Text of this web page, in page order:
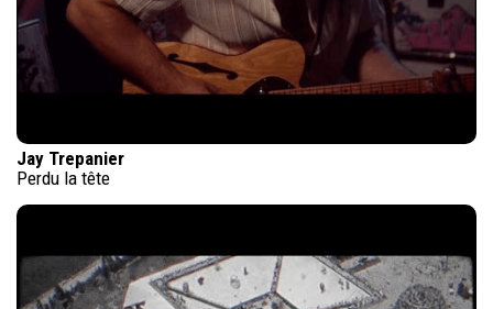
Jay Trepanier
Perdu la tête